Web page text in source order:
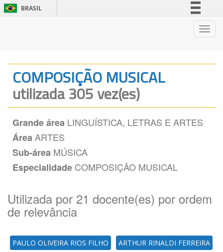
BRASIL
Legislação
COMPOSIÇÃO MUSICAL
utilizada 305 vez(es)
Grande área LINGUÍSTICA, LETRAS E ARTES
Área ARTES
Sub-área MÚSICA
Especialidade COMPOSIÇÃO MUSICAL
Utilizada por 21 docente(es) por ordem
de relevância
PAULO OLIVEIRA RIOS FILHO ARTHUR RINALDI FERREIRA